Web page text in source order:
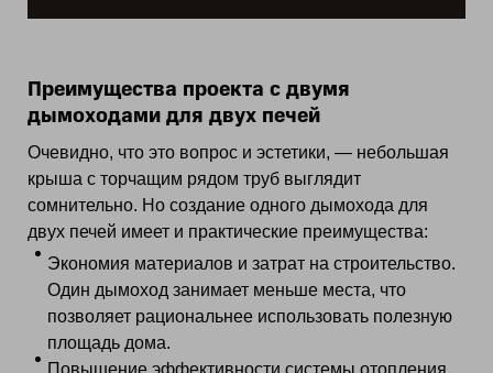
Преимущества проекта с двумя
дымоходами для двух печей
Очевидно, что это вопрос и эстетики, — небольшая
крыша с торчащим рядом труб выглядит
сомнительно. Но создание одного дымохода для
двух печей имеет и практические преимущества:
Экономия материалов и затрат на строительство.
Один дымоход занимает меньше места, что
позволяет рациональнее использовать полезную
площадь дома.
Повышение эффективности системы отопления